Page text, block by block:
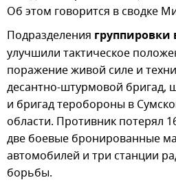
Об этом говорится в сводке
Подразделения группировки
улучшили тактическое
поражение живой силе и
десантно-штурмовой бригад,
и бригад теробороны в
области. Противник потерял
две боевые бронированные
автомобилей и три станции
борьбы.